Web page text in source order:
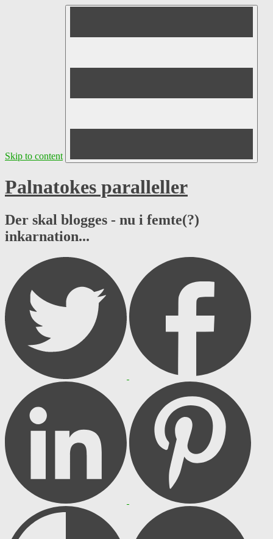
Skip to content
Palnatokes paralleller
Der skal blogges - nu i femte(?)
inkarnation...